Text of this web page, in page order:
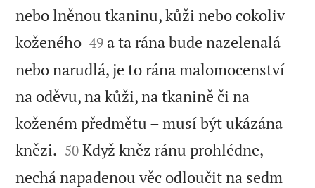
nebo lněnou tkaninu, kůži nebo cokoliv
koženého
49 a ta rána bude nazelenalá
nebo narudlá, je to rána malomocenství
na oděvu, na kůži, na tkanině či na
koženém předmětu – musí být ukázána
knězi. 

50 Když kněz ránu prohlédne,
nechá napadenou věc odloučit na sedm